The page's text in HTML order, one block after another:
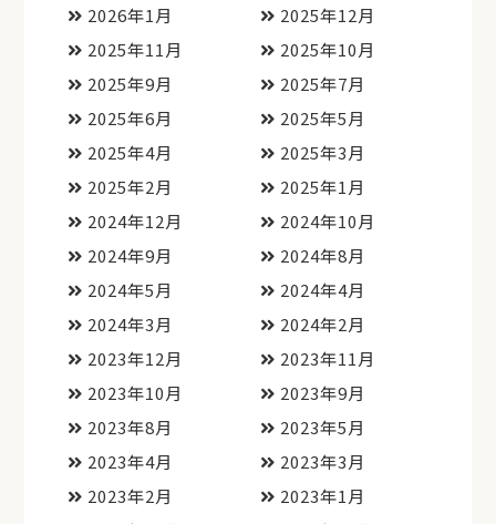
2026年1月
2025年12月
2025年11月
2025年10月
2025年9月
2025年7月
2025年6月
2025年5月
2025年4月
2025年3月
2025年2月
2025年1月
2024年12月
2024年10月
2024年9月
2024年8月
2024年5月
2024年4月
2024年3月
2024年2月
2023年12月
2023年11月
2023年10月
2023年9月
2023年8月
2023年5月
2023年4月
2023年3月
2023年2月
2023年1月